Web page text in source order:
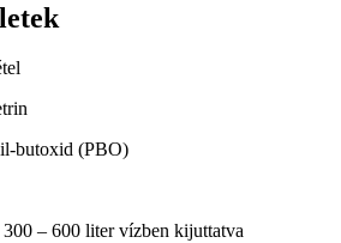
butoxid (PBO)
– 600 liter vízben kijuttatva